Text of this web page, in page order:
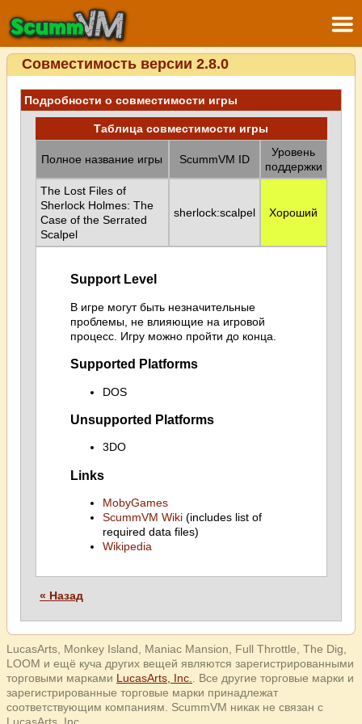
Совместимость версии 2.8.0
Подробности о совместимости игры
Таблица совместимости игры
Полное название игры ScummVM ID
Уровень
поддержки
The Lost Files of
Sherlock Holmes: The
Case of the Serrated
Scalpel
sherlock:scalpel Хороший
Support Level
В игре могут быть незначительные
проблемы, не влияющие на игровой
процесс. Игру можно пройти до конца.
Supported Platforms
DOS
Unsupported Platforms
3DO
Links
MobyGames
ScummVM Wiki(includes list of
required data files)
Wikipedia
« Назад
LucasArts, Monkey Island, Maniac Mansion, Full Throttle, The Dig,
LOOM и ещё куча других вещей являются зарегистрированными
торговыми марками LucasArts, Inc.
. Все другие торговые марки и
зарегистрированные торговые марки принадлежат
соответствующим компаниям. ScummVM никак не связан с